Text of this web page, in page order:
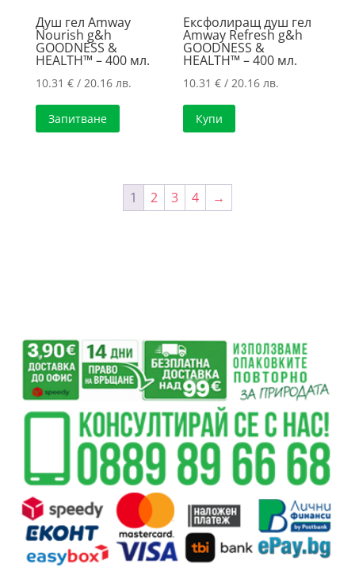
Душ гел Amway
Nourish g&h
GOODNESS &
HEALTH™ – 400 мл.
10.31 €/ 20.16 лв.
Запитване
Ексфолиращ душ гел
Amway Refresh g&h
GOODNESS &
HEALTH™ – 400 мл.
10.31€ / 20.16 лв.
Купи
1 2 3 4 →